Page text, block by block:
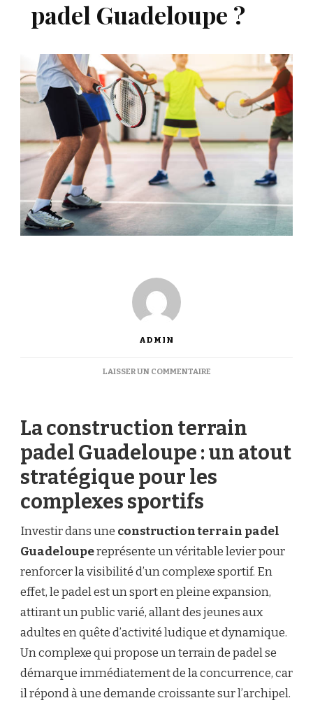
padel Guadeloupe ?
ADMIN
LAISSER UN COMMENTAIRESUR
LA
VISIBILITÉ
D’UN
GRÂCE
TERRAIN
GUADELOUPE
?
La construction terrain
padel Guadeloupe : un atout
stratégique pour les
complexes sportifs
Investir dans une construction terrain padel
Guadeloupereprésente un véritable levier pour
renforcer la visibilité d’un complexe sportif. En
effet, le padel est un sport en pleine expansion,
attirant un public varié, allant des jeunes aux
adultes en quête d’activité ludique et dynamique.
Un complexe qui propose un terrain de padel se
démarque immédiatement de la concurrence, car
il répond à une demande croissante sur l’archipel.